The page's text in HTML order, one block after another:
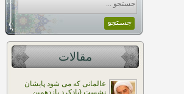
مقالات
عالمانی که می شود پایشان
نشست (یادکرد یازدهمین